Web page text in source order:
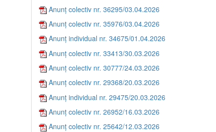
Anunț colectiv nr. 36295/03.04.2026
Anunț colectiv nr. 35976/03.04.2026
Anunț individual nr. 34675/01.04.2026
Anunț colectiv nr. 33413/30.03.2026
Anunț colectiv nr. 30777/24.03.2026
Anunț colectiv nr. 29368/20.03.2026
Anunț individual nr. 29475/20.03.2026
Anunț colectiv nr. 26952/16.03.2026
Anunț colectiv nr. 25642/12.03.2026